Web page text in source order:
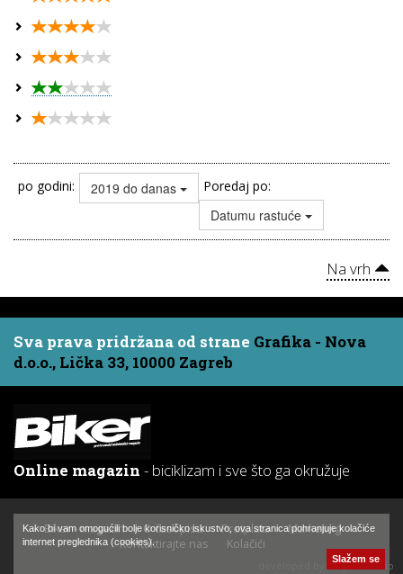
po godini: 2019 do danas Poredaj po:
Datumu rastuće
Na vrh
Sva prava pridržana od strane Grafika - Nova
d.o.o., Lička 33, 10000 Zagreb
Online magazin - biciklizam i sve što ga okružuje
Biker - magazin O časopisu Pretplata
Marketing
Kontaktirajte nas
Kolačići
Hajtek Studio
Kako bi vam omogućili bolje korisničko iskustvo, ova stranica pohranjuje kolačiće
internet preglednika (cookies).
Slažem se